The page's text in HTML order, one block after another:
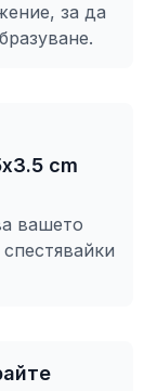
за да
cm
вашето